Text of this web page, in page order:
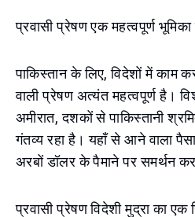
प्रवासी प्रेषण एक महत्वपूर्ण भूमिका
पाकिस्तान के लिए, विदेशों में काम
वाली प्रेषण अत्यंत महत्वपूर्ण है।
अमीरात, दशकों से पाकिस्तानी
गंतव्य रहा है। यहाँ से आने वाला
अरबों डॉलर के पैमाने पर समर्थन
प्रवासी प्रेषण विदेशी मुद्रा का एक